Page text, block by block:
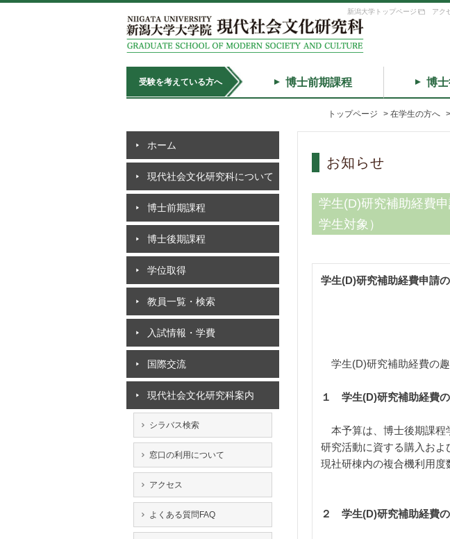
新潟大学トップページ アク
受験を考えている方へ 博士前期課程 博
トップページ > 在学生の方へ >
ホーム
現代社会文化研究科について
博士前期課程
博士後期課程
学位取得
教員一覧・検索
入試情報・学費
国際交流
現代社会文化研究科案内
シラバス検索
窓口の利用について
アクセス
よくある質問FAQ
お知らせ
学生(D)研究補助経費
学生対象）
学生(D)研究補助経費申請
大学院現代
学生(D)研究補助経費の趣
１　学生(D)研究補助経費
本予算は、博士後期課程
研究活動に資する購入およ
現社研棟内の複合機利用度
２　学生(D)研究補助経費